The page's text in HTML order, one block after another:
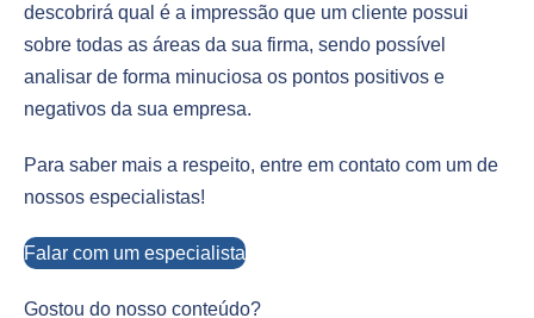
descobrirá qual é a impressão que um cliente possui
sobre todas as áreas da sua firma, sendo possível
analisar de forma minuciosa os pontos positivos e
negativos da sua empresa.
Para saber mais a respeito, entre em contato com um de
nossos especialistas!
Falar com um especialista
Gostou do nosso conteúdo?